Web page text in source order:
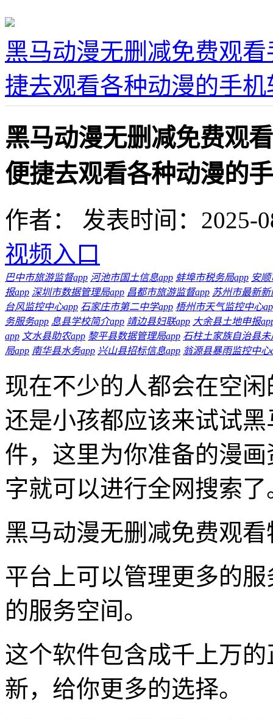
黑马动漫无删减免费观
捷去观看各种动漫的手机
黑马动漫无删减免费观
便捷去观看各种动漫的
作者：
发表时间：2025-
视频入口
巴中市旅游监督app 河池市国土信息app 蚌埠市税务局app 安
报app 深圳市数据管理局app 昌都市旅游监督app 苏州市最新新
台风监控中心app 石家庄市第二中学app 梧州市天气监控中心
务服务app 息县学校简介app 靖边县妇联app 大余县土地申报
app 文水县助农app 黎平县数据管理局app 石柱土家族自治县
局app 南华县水务app 兴山县招标信息app 翁源县暴雨监控中心
现在不少的人都会在空
还是小孩都应该来试试
件，这里为你准备的漫
字就可以进行全网搜索了
黑马动漫无删减免费观看
平台上可以管理更多的
的服务空间。
这个软件包含成千上万
新，给你更多的选择。